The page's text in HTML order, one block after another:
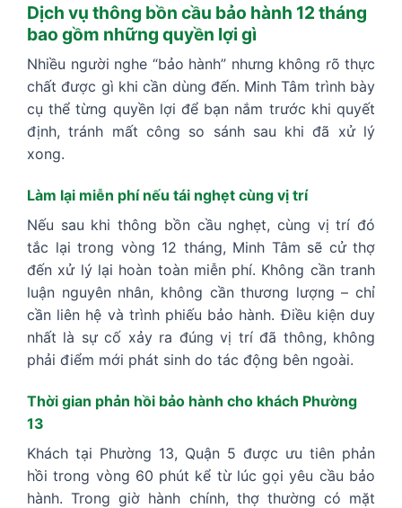
Dịch vụ thông bồn cầu bảo hành 12 tháng
bao gồm những quyền lợi gì
Nhiều người nghe “bảo hành” nhưng không rõ thực
chất được gì khi cần dùng đến. Minh Tâm trình bày
cụ thể từng quyền lợi để bạn nắm trước khi quyết
định, tránh mất công so sánh sau khi đã xử lý
xong.
Làm lại miễn phí nếu tái nghẹt cùng vị trí
Nếu sau khi thông bồn cầu nghẹt, cùng vị trí đó
tắc lại trong vòng 12 tháng, Minh Tâm sẽ cử thợ
đến xử lý lại hoàn toàn miễn phí. Không cần tranh
luận nguyên nhân, không cần thương lượng – chỉ
cần liên hệ và trình phiếu bảo hành. Điều kiện duy
nhất là sự cố xảy ra đúng vị trí đã thông, không
phải điểm mới phát sinh do tác động bên ngoài.
Thời gian phản hồi bảo hành cho khách Phường
13
Khách tại Phường 13, Quận 5 được ưu tiên phản
hồi trong vòng 60 phút kể từ lúc gọi yêu cầu bảo
hành. Trong giờ hành chính, thợ thường có mặt